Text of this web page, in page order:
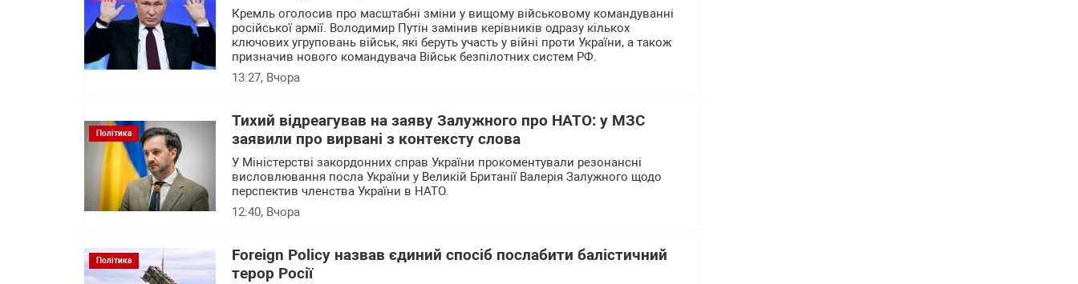
Кремль оголосив про масштабні зміни у вищому військовому командуванні
російської армії. Володимир Путін замінив керівників одразу кількох
ключових угруповань військ, які беруть участь у війні проти України, а також
призначив нового командувача Військ безпілотних систем РФ.
13:27, Вчора
Політика
Тихий відреагував на заяву Залужного про НАТО: у МЗС
заявили про вирвані з контексту слова
У Міністерстві закордонних справ України прокоментували резонансні
висловлювання посла України у Великій Британії Валерія Залужного щодо
перспектив членства України в НАТО.
12:40, Вчора
Політика
Foreign Policy назвав єдиний спосіб послабити балістичний
терор Росії